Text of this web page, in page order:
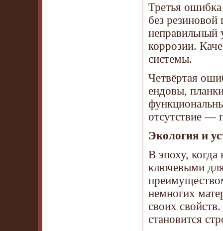
Третья
без резиновой
неправильный
коррозии.
системы.
Четвёртая
ендовы,
отсутствие —
Экология и
В эпоху, когда
ключевыми
немногих
своих
становится